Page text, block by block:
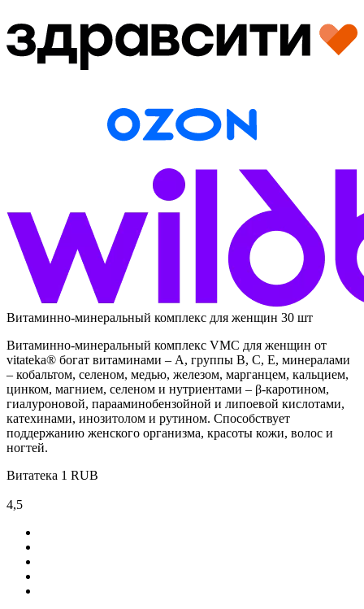
Витаминно-минеральный комплекс для женщин 30 шт
Витаминно-минеральный комплекс VMC для женщин от
vitateka® богат витаминами – А, группы В, С, Е, минералами
– кобальтом, селеном, медью, железом, марганцем, кальцием,
цинком, магнием, селеном и нутриентами – β-каротином,
гиалуроновой, парааминобензойной и липоевой кислотами,
катехинами, инозитолом и рутином. Способствует
поддержанию женского организма, красоты кожи, волос и
ногтей.
Витатека 1 RUB
4,5